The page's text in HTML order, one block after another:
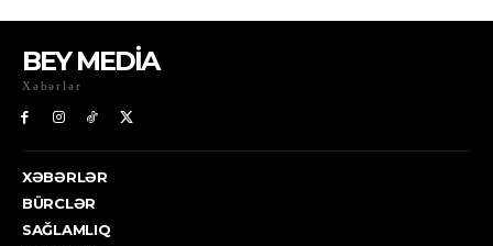
BEY MEDİA
Xəbərlər
XƏBƏRLƏR
BÜRCLƏR
SAĞLAMLIQ